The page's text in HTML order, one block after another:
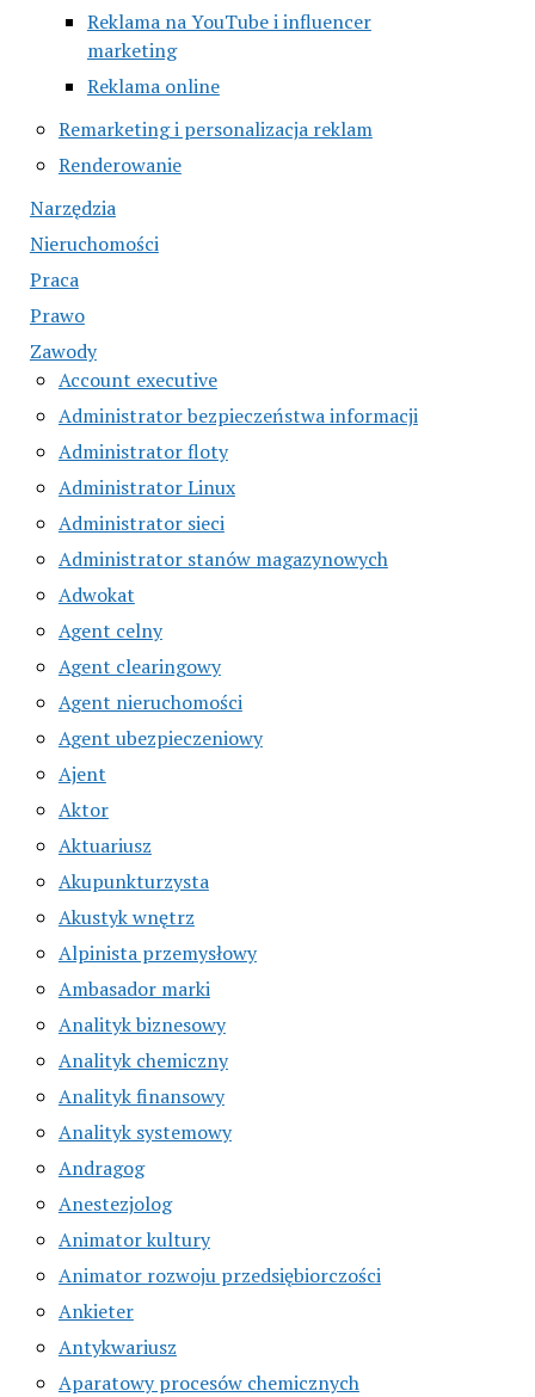
Reklama na YouTube i influencer
marketing
Reklama online
Remarketing i personalizacja reklam
Renderowanie
Narzędzia
Nieruchomości
Praca
Prawo
Zawody
Account executive
Administrator bezpieczeństwa informacji
Administrator floty
Administrator Linux
Administrator sieci
Administrator stanów magazynowych
Adwokat
Agent celny
Agent clearingowy
Agent nieruchomości
Agent ubezpieczeniowy
Ajent
Aktor
Aktuariusz
Akupunkturzysta
Akustyk wnętrz
Alpinista przemysłowy
Ambasador marki
Analityk biznesowy
Analityk chemiczny
Analityk finansowy
Analityk systemowy
Andragog
Anestezjolog
Animator kultury
Animator rozwoju przedsiębiorczości
Ankieter
Antykwariusz
Aparatowy procesów chemicznych